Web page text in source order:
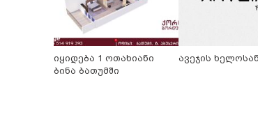
იყიდება 1 ოთახიანი
ბინა ბათუმში
ავეჯის